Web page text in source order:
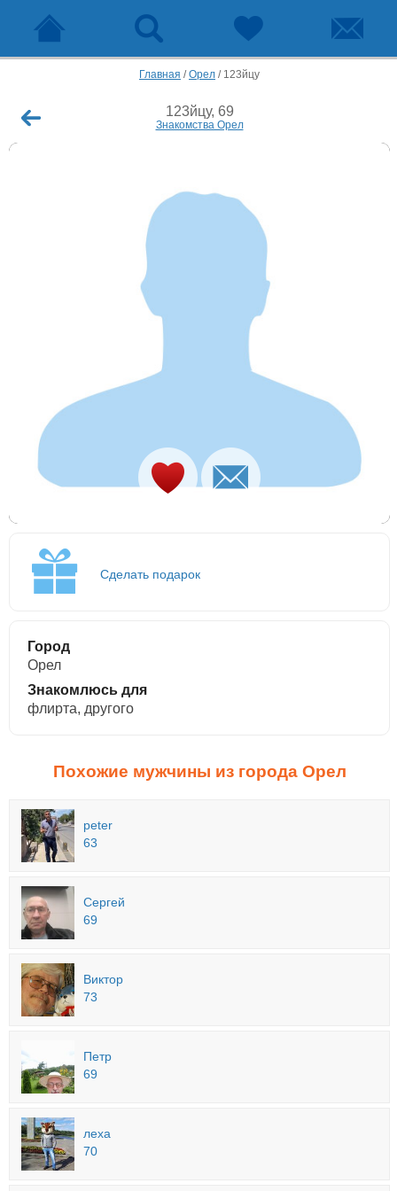
Главная /Орел / 123йцу
123йцу, 69
Знакомства Орел
Сделать подарок
Город
Орел
Знакомлюсь для
флирта, другого
Похожие мужчины из города Орел
peter
63
Сергей
69
Виктор
73
Петр
69
леха
70